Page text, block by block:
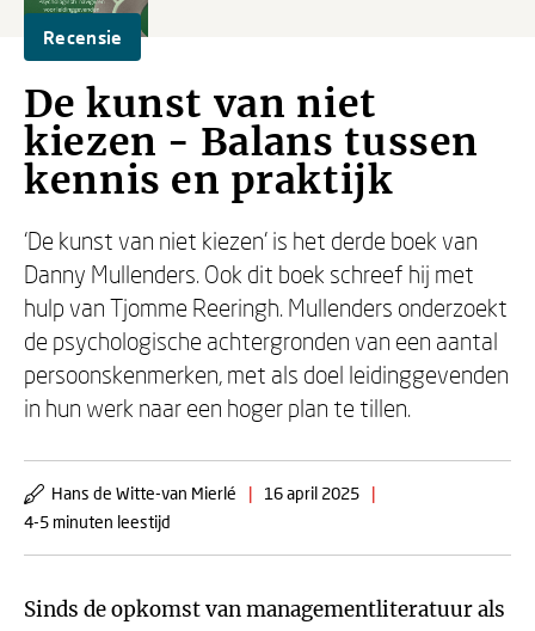
Recensie
De kunst van niet
kiezen - Balans tussen
kennis en praktijk
‘De kunst van niet kiezen’ is het derde boek van
Danny Mullenders. Ook dit boek schreef hij met
hulp van Tjomme Reeringh. Mullenders onderzoekt
de psychologische achtergronden van een aantal
persoonskenmerken, met als doel leidinggevenden
in hun werk naar een hoger plan te tillen.
Hans de Witte-van Mierlé | 16 april 2025
|
4-5 minuten leestijd
Sinds de opkomst van managementliteratuur als